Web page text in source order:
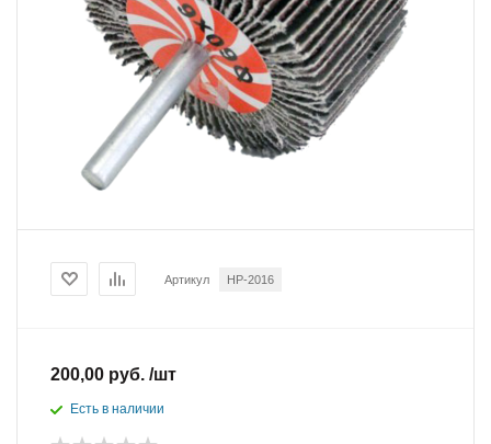
Артикул HP-2016
200,00 руб. /шт
Есть в наличии